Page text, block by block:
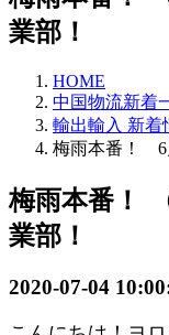
業部！
HOME
中国物流新着
輸出輸入 新着
梅雨本番！ 6
梅雨本番！
業部！
2020-07-04